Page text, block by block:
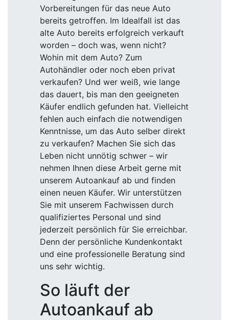
Vorbereitungen für das neue Auto
bereits getroffen. Im Idealfall ist das
alte Auto bereits erfolgreich verkauft
worden – doch was, wenn nicht?
Wohin mit dem Auto? Zum
Autohändler oder noch eben privat
verkaufen? Und wer weiß, wie lange
das dauert, bis man den geeigneten
Käufer endlich gefunden hat. Vielleicht
fehlen auch einfach die notwendigen
Kenntnisse, um das Auto selber direkt
zu verkaufen? Machen Sie sich das
Leben nicht unnötig schwer – wir
nehmen Ihnen diese Arbeit gerne mit
unserem Autoankauf ab und finden
einen neuen Käufer. Wir unterstützen
Sie mit unserem Fachwissen durch
qualifiziertes Personal und sind
jederzeit persönlich für Sie erreichbar.
Denn der persönliche Kundenkontakt
und eine professionelle Beratung sind
uns sehr wichtig.
So läuft der
Autoankauf ab